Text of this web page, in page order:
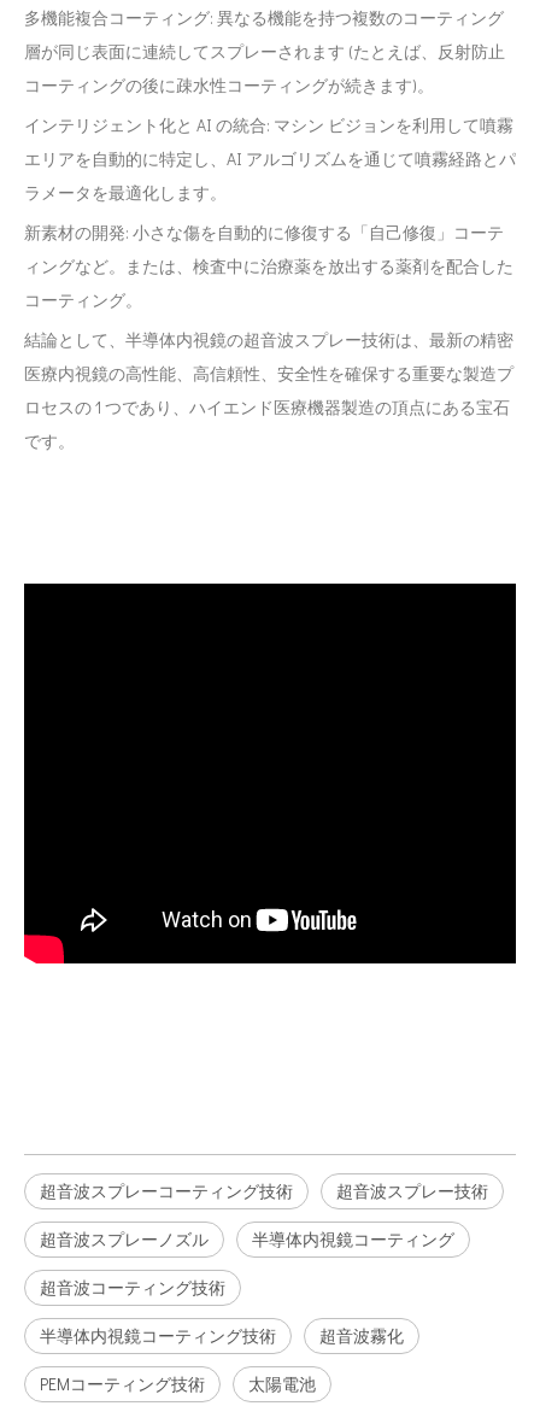
多機能複合コーティング: 異なる機能を持つ複数のコーティング
層が同じ表面に連続してスプレーされます (たとえば、反射防止
コーティングの後に疎水性コーティングが続きます)。
インテリジェント化と AI の統合: マシン ビジョンを利用して噴霧
エリアを自動的に特定し、AI アルゴリズムを通じて噴霧経路とパ
ラメータを最適化します。
新素材の開発: 小さな傷を自動的に修復する「自己修復」コーテ
ィングなど。または、検査中に治療薬を放出する薬剤を配合した
コーティング。
結論として、半導体内視鏡の超音波スプレー技術は、最新の精密
医療内視鏡の高性能、高信頼性、安全性を確保する重要な製造プ
ロセスの 1 つであり、ハイエンド医療機器製造の頂点にある宝石
です。
超音波スプレーコーティング技術 超音波スプレー技術
超音波スプレーノズル 半導体内視鏡コーティング
超音波コーティング技術
半導体内視鏡コーティング技術 超音波霧化
PEMコーティング技術 太陽電池